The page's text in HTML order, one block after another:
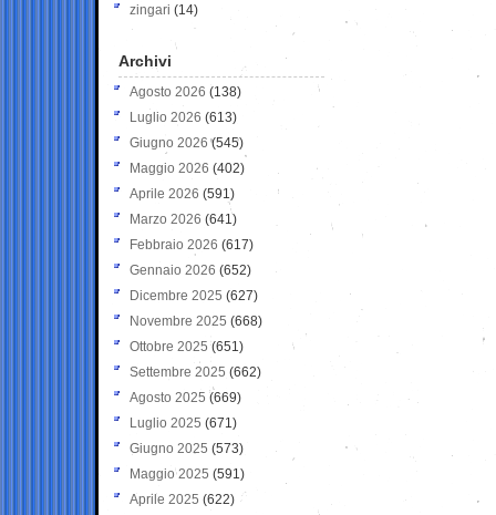
zingari (14)
Archivi
Agosto 2026 (138)
Luglio 2026 (613)
Giugno 2026 (545)
Maggio 2026 (402)
Aprile 2026 (591)
Marzo 2026 (641)
Febbraio 2026 (617)
Gennaio 2026 (652)
Dicembre 2025 (627)
Novembre 2025 (668)
Ottobre 2025 (651)
Settembre 2025 (662)
Agosto 2025 (669)
Luglio 2025 (671)
Giugno 2025 (573)
Maggio 2025 (591)
Aprile 2025 (622)